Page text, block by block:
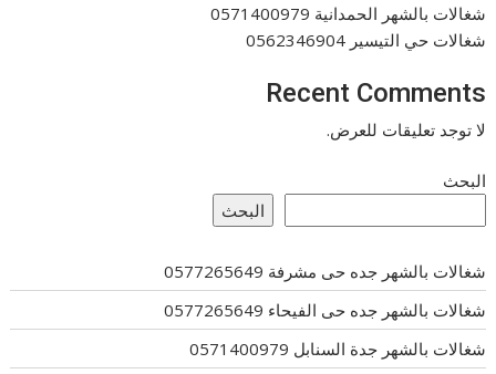
شغالات بالشهر الحمدانية 0571400979
شغالات حي التيسير 0562346904
Recent Comments
لا توجد تعليقات للعرض.
البحث
البحث
شغالات بالشهر جده حى مشرفة 0577265649
شغالات بالشهر جده حى الفيحاء 0577265649
شغالات بالشهر جدة السنابل 0571400979